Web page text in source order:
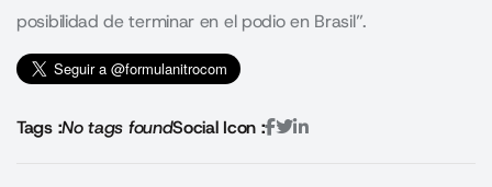
posibilidad de terminar en el podio en Brasil”.
Tags :No tags foundSocial Icon :